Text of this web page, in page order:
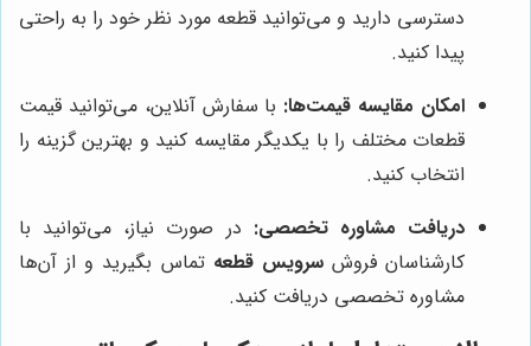
دسترسی دارید و می‌توانید قطعه مورد نظر خود را به راحتی
پیدا کنید.
امکان مقایسه قیمت‌ها: با سفارش آنلاین، می‌توانید قیمت
قطعات مختلف را با یکدیگر مقایسه کنید و بهترین گزینه را
انتخاب کنید.
دریافت مشاوره تخصصی: در صورت نیاز، می‌توانید با
کارشناسان فروشسرویس قطعه تماس بگیرید و از آن‌ها
مشاوره تخصصی دریافت کنید.